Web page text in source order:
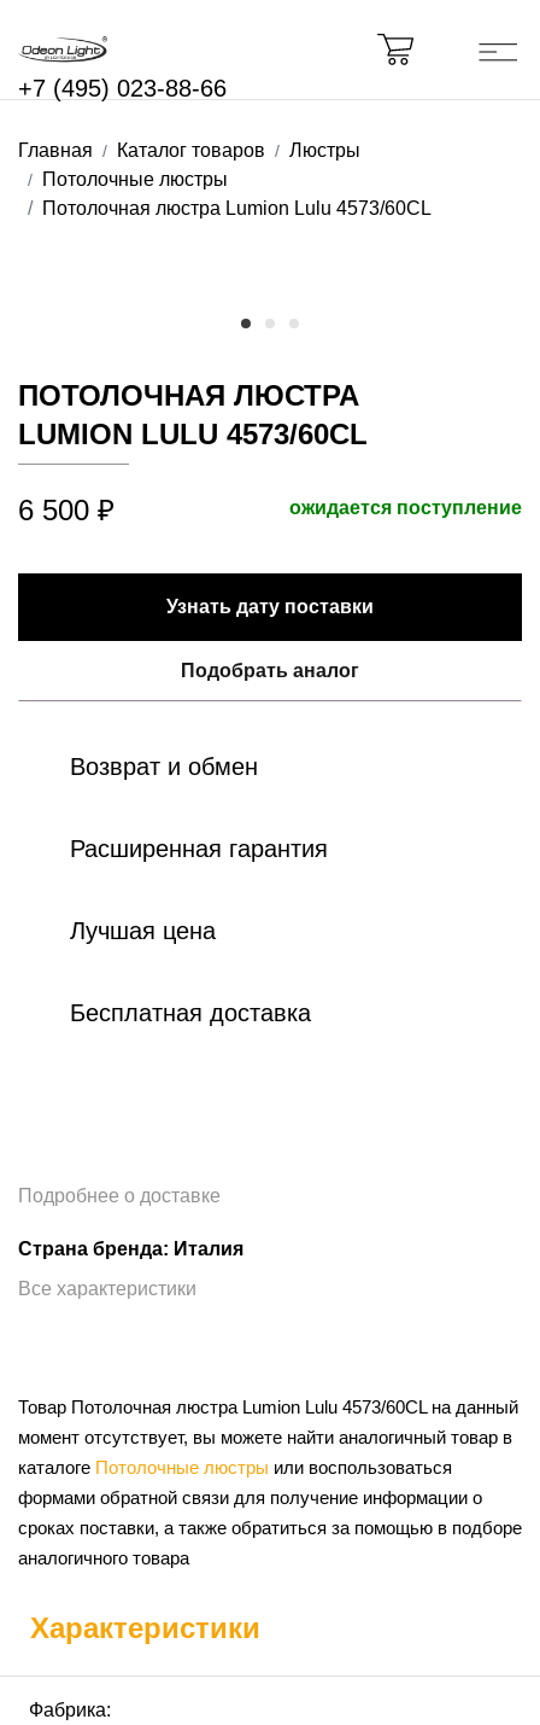
+7 (495) 023-88-66
Главная Каталог товаров
Люстры
Потолочные люстры
Потолочная люстра Lumion Lulu 4573/60CL
ПОТОЛОЧНАЯ ЛЮСТРА
LUMION LULU 4573/60CL
6 500 ₽ ожидается поступление
Узнать дату поставки
Подобрать аналог
Возврат и обмен
Расширенная гарантия
Лучшая цена
Бесплатная доставка
Подробнее о доставке
Страна бренда: Италия
Все характеристики
Товар Потолочная люстра Lumion Lulu 4573/60CL на данный
момент отсутствует, вы можете найти аналогичный товар в
каталоге Потолочные люстры или воспользоваться
формами обратной связи для получение информации о
сроках поставки, а также обратиться за помощью в подборе
аналогичного товара
Характеристики
Фабрика: